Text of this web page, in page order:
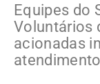
Equipes do
Voluntários
acionadas